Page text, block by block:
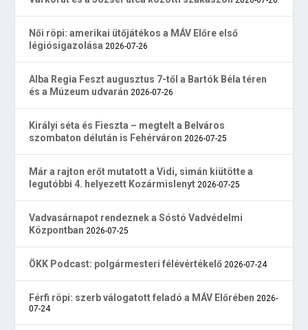
Női röpi: amerikai ütőjátékos a MÁV Előre első
légiósigazolása 2026-07-26
Alba Regia Feszt augusztus 7-től a Bartók Béla téren
és a Múzeum udvarán 2026-07-26
Királyi séta és Fieszta – megtelt a Belváros
szombaton délután is Fehérváron 2026-07-25
Már a rajton erőt mutatott a Vidi, simán kiütötte a
legutóbbi 4. helyezett Kozármislenyt 2026-07-25
Vadvasárnapot rendeznek a Sóstó Vadvédelmi
Központban 2026-07-25
ÖKK Podcast: polgármesteri félévértékelő 2026-07-24
Férfi röpi: szerb válogatott feladó a MÁV Előrében 2026-
07-24